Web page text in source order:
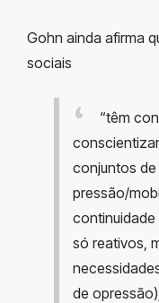
Gohn ainda afirma
sociais
“têm
conjuntos
pressão/
só reativos,
de